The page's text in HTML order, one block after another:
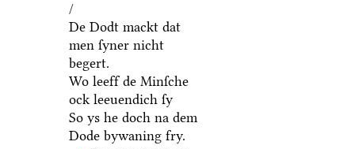
/
De Dodt mackt dat
men ſyner nicht
begert.
Wo leeff de Minſche
ock leeuendich ſy
So ys he doch na dem
Dode bywaning fry.